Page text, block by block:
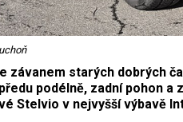
závanem starých dobrých
podélně, zadní pohon a
Stelvio v nejvyšší výbavě